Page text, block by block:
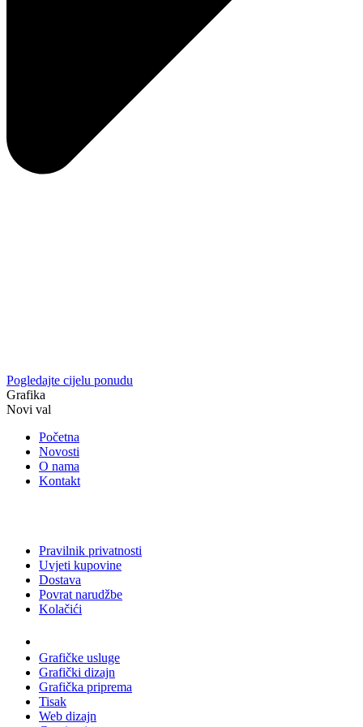
Pogledajte cijelu ponudu
Grafika
Novi val
Početna
Novosti
O nama
Kontakt
Pravilnik privatnosti
Uvjeti kupovine
Dostava
Povrat narudžbe
Kolačići
Grafičke usluge
Grafički dizajn
Grafička priprema
Tisak
Web dizajn